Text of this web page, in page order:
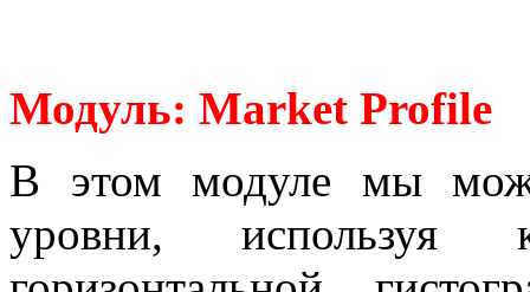
Модуль: Market Profile
В этом модуле мы
уровни, используя